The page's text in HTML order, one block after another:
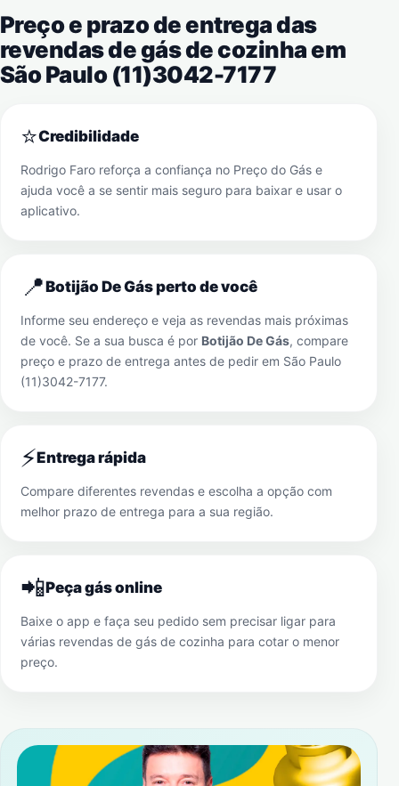
Preço e prazo de entrega das
revendas de gás de cozinha em
São Paulo (11)3042-7177
⭐Credibilidade
Rodrigo Faro reforça a confiança no Preço do Gás e
ajuda você a se sentir mais seguro para baixar e usar o
aplicativo.
📍Botijão De Gás perto de você
Informe seu endereço e veja as revendas mais próximas
de você. Se a sua busca é por Botijão De Gás, compare
preço e prazo de entrega antes de pedir em São Paulo
(11)3042-7177.
⚡Entrega rápida
Compare diferentes revendas e escolha a opção com
melhor prazo de entrega para a sua região.
📲Peça gás online
Baixe o app e faça seu pedido sem precisar ligar para
várias revendas de gás de cozinha para cotar o menor
preço.